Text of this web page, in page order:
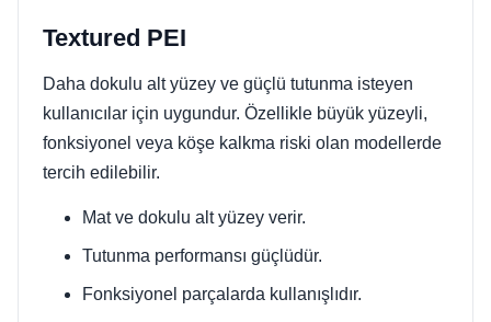
Textured PEI
Daha dokulu alt yüzey ve güçlü tutunma isteyen
kullanıcılar için uygundur. Özellikle büyük yüzeyli,
fonksiyonel veya köşe kalkma riski olan modellerde
tercih edilebilir.
Mat ve dokulu alt yüzey verir.
Tutunma performansı güçlüdür.
Fonksiyonel parçalarda kullanışlıdır.